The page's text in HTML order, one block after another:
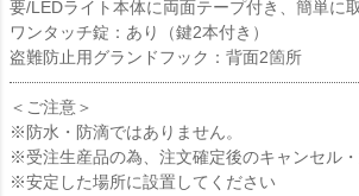
要/LEDライト本体に両面テープ付き、簡単に
ワンタッチ錠：あり（鍵2本付き）
盗難防止用グランドフック：背面2箇所
＜ご注意＞
※防水・防滴ではありません。
※受注生産品の為、注文確定後のキャンセル
※安定した場所に設置してください